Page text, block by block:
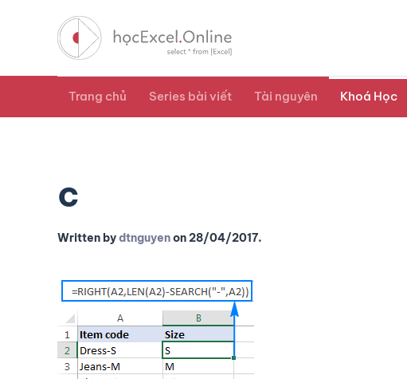
Trang chủ Series bài viết Tài nguyên Khoá Học
c
Written bydtnguyenon28/04/2017.